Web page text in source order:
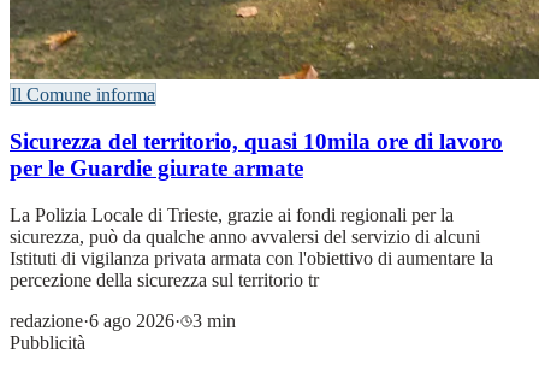
Il Comune informa
Sicurezza del territorio, quasi 10mila ore di lavoro
per le Guardie giurate armate
La Polizia Locale di Trieste, grazie ai fondi regionali per la
sicurezza, può da qualche anno avvalersi del servizio di alcuni
Istituti di vigilanza privata armata con l'obiettivo di aumentare la
percezione della sicurezza sul territorio tr
redazione·6 ago 2026·
3 min
Pubblicità